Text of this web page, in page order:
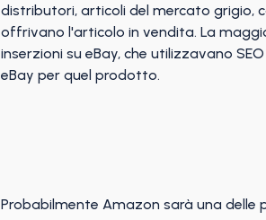
distributori, articoli del mercato grigio,
offrivano l'articolo in vendita. La
inserzioni su eBay, che utilizzavano
eBay per quel prodotto.
Probabilmente Amazon sarà una